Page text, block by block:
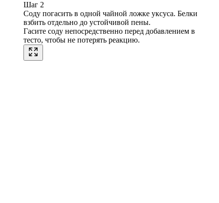
Шаг 2
Соду погасить в одной чайной ложке уксуса. Белки
взбить отдельно до устойчивой пены.
Гасите соду непосредственно перед добавлением в
тесто, чтобы не потерять реакцию.